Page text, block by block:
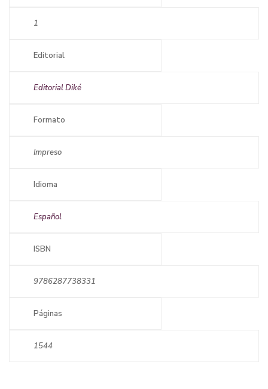
1
Editorial
Editorial Diké
Formato
Impreso
Idioma
Español
ISBN
9786287738331
Páginas
1544